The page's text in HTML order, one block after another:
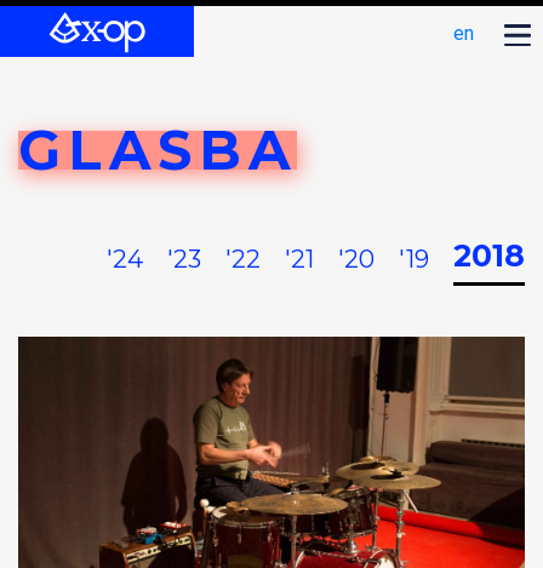
en
GLASBA
'24 '23 '22 '21 '20 '19 2018